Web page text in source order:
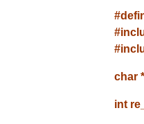
char
int